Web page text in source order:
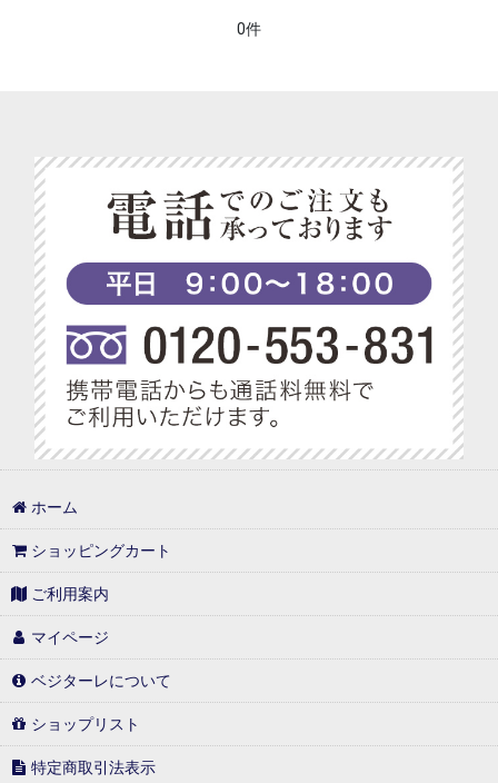
0件
ホーム
ショッピングカート
ご利用案内
マイページ
ベジターレについて
ショップリスト
特定商取引法表示